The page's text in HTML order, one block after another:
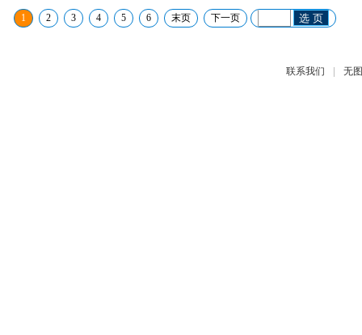
1 2 3 4 5 6 末页 下一页 选 页
联系我们 | 无